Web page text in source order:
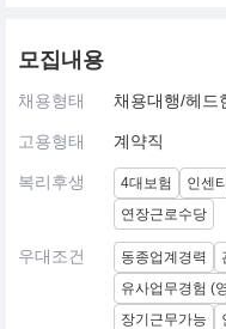
모집내용
채용형태 채용대행/헤드
고용형태 계약직
복리후생 4대보험 인센
연장근로수당
우대조건 동종업계경력
유사업무경험 (
장기근무가능